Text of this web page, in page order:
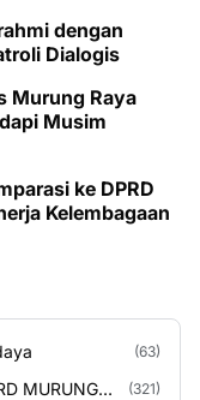
dengan
Dialogis
Murung Raya
Musim
ke DPRD
Kelembagaan
(63)
MURUNG
(321)